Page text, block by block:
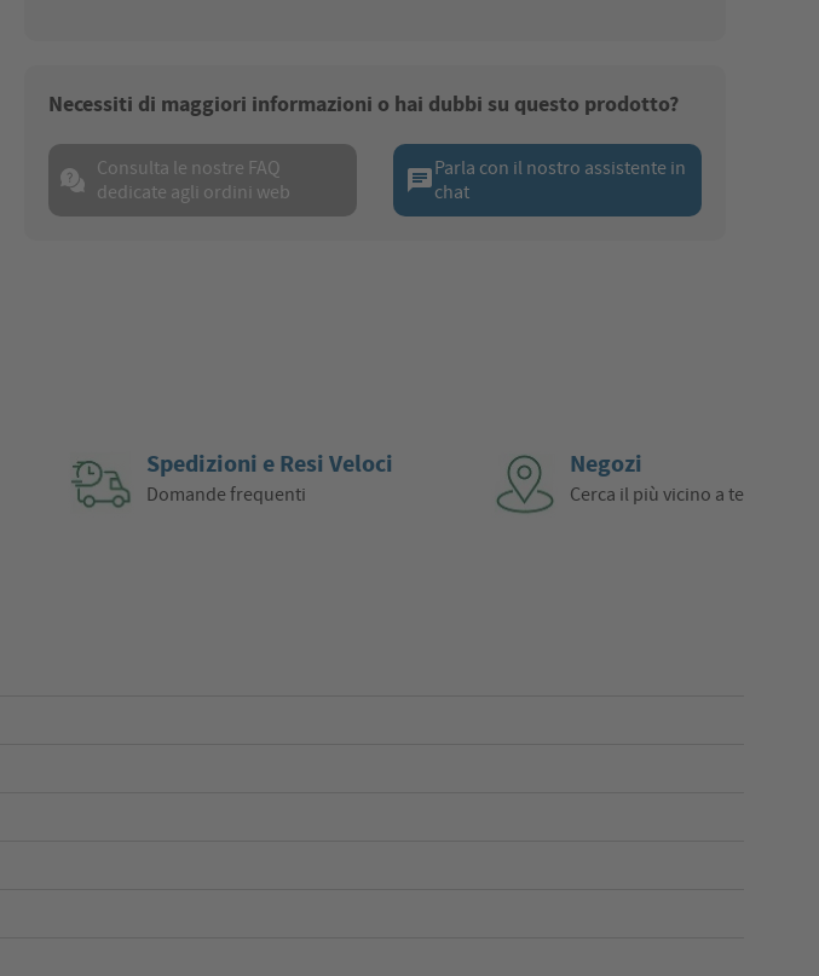
Necessiti di maggiori informazioni o hai dubbi su questo prodotto?
Consulta le nostre FAQ
dedicate agli ordini web
chatParla con il nostro assistente in
chat
Spedizioni e Resi Veloci
Domande frequenti
Negozi
Cerca il più vicino a te